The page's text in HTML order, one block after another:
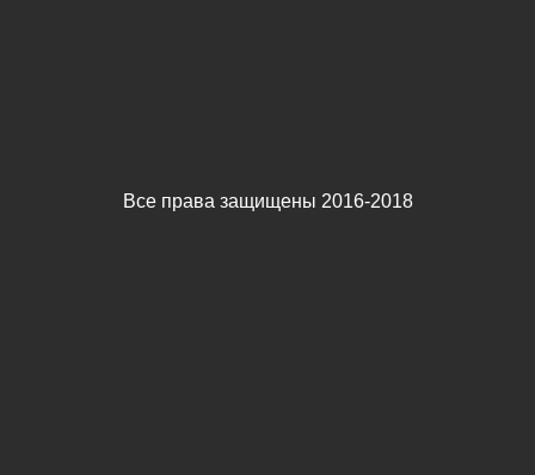
Все права защищены 2016-2018